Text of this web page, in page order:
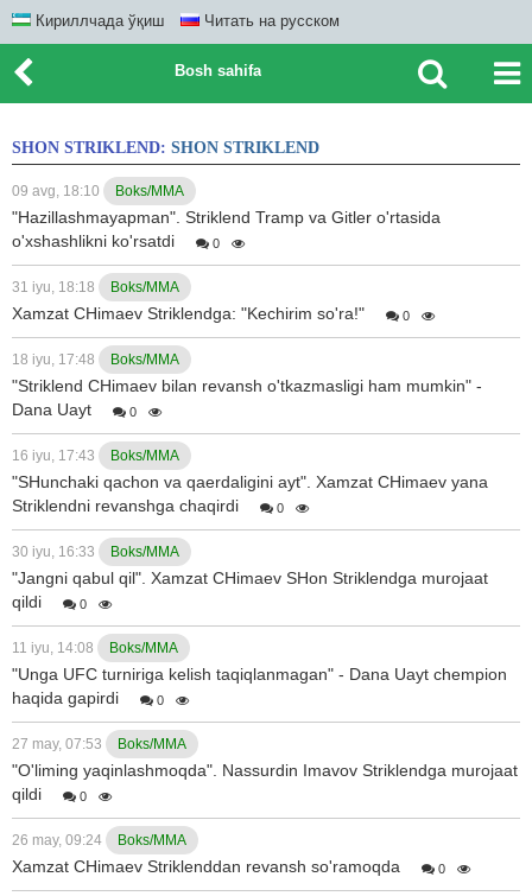
Кириллчада ўқиш Читать на русском
Bosh sahifa
SHON STRIKLEND: SHON STRIKLEND
09 avg, 18:10 Boks/MMA
"Hazillashmayapman". Striklend Tramp va Gitler o'rtasida
o'xshashlikni ko'rsatdi
0
31 iyu, 18:18 Boks/MMA
Xamzat CHimaev Striklendga: "Kechirim so'ra!" 0
18 iyu, 17:48 Boks/MMA
"Striklend CHimaev bilan revansh o'tkazmasligi ham mumkin" -
Dana Uayt
0
16 iyu, 17:43 Boks/MMA
"SHunchaki qachon va qaerdaligini ayt". Xamzat CHimaev yana
Striklendni revanshga chaqirdi
0
30 iyu, 16:33 Boks/MMA
"Jangni qabul qil". Xamzat CHimaev SHon Striklendga murojaat
qildi
0
11 iyu, 14:08 Boks/MMA
"Unga UFC turniriga kelish taqiqlanmagan" - Dana Uayt chempion
haqida gapirdi
0
27 may, 07:53 Boks/MMA
"O'liming yaqinlashmoqda". Nassurdin Imavov Striklendga murojaat
qildi
0
26 may, 09:24 Boks/MMA
Xamzat CHimaev Striklenddan revansh so'ramoqda 0